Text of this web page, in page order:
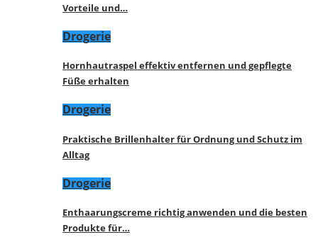
Vorteile und…
Drogerie
Hornhautraspel effektiv entfernen und gepflegte
Füße erhalten
Drogerie
Praktische Brillenhalter für Ordnung und Schutz im
Alltag
Drogerie
Enthaarungscreme richtig anwenden und die besten
Produkte für…